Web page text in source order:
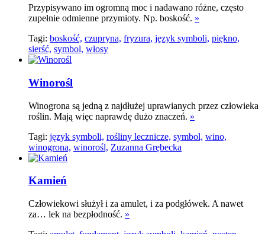
Przypisywano im ogromną moc i nadawano różne, często
zupełnie odmienne przymioty. Np. boskość. »
Tagi: boskość, czupryna, fryzura, język symboli, piękno,
sierść, symbol, włosy
Winorośl
Winogrona są jedną z najdłużej uprawianych przez człowieka
roślin. Mają więc naprawdę dużo znaczeń. »
Tagi: język symboli, rośliny lecznicze, symbol, wino,
winogrona, winorośl, Zuzanna Grębecka
Kamień
Człowiekowi służył i za amulet, i za podgłówek. A nawet
za… lek na bezpłodność. »